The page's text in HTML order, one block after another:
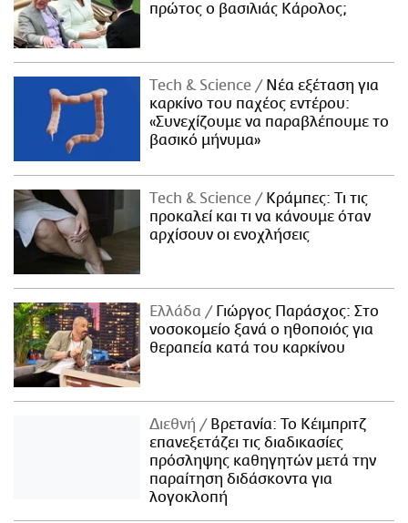
πρώτος ο βασιλιάς Κάρολος;
Τech & Science
Νέα εξέταση για
καρκίνο του παχέος εντέρου:
«Συνεχίζουμε να παραβλέπουμε το
βασικό μήνυμα»
Τech & Science
Κράμπες: Τι τις
προκαλεί και τι να κάνουμε όταν
αρχίσουν οι ενοχλήσεις
Ελλάδα
Γιώργος Παράσχος: Στο
νοσοκομείο ξανά ο ηθοποιός για
θεραπεία κατά του καρκίνου
Διεθνή
Βρετανία: Το Κέιμπριτζ
επανεξετάζει τις διαδικασίες
πρόσληψης καθηγητών μετά την
παραίτηση διδάσκοντα για
λογοκλοπή